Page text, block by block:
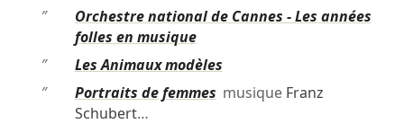
″
Orchestre national de Cannes - Les années
folles en musique
″
Les Animaux modèles
″
Portraits de femmes musique Franz
Schubert…